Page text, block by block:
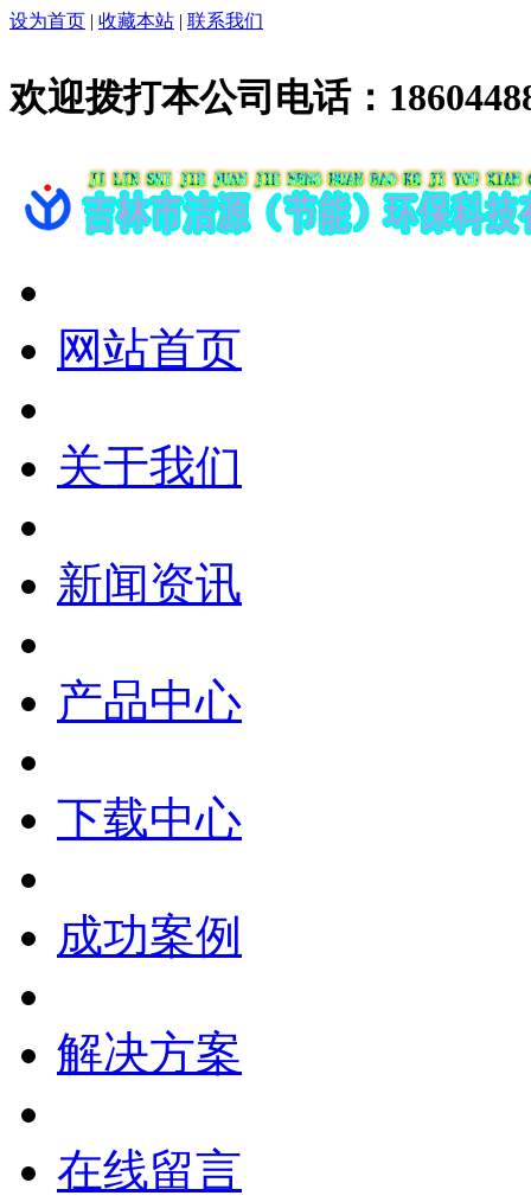
设为首页 | 收藏本站 | 联系我们
欢迎拨打本公司电话：
网站首页
关于我们
新闻资讯
产品中心
下载中心
成功案例
解决方案
在线留言